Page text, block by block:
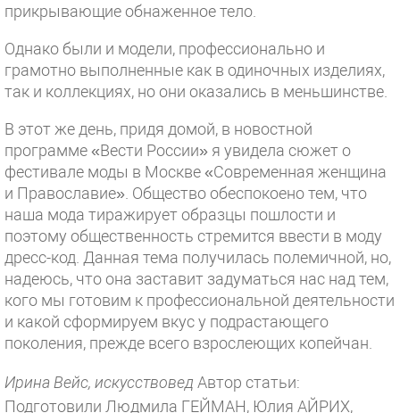
прикрывающие обнаженное тело.
Однако были и модели, профессионально и
грамотно выполненные как в одиночных изделиях,
так и коллекциях, но они оказались в меньшинстве.
В этот же день, придя домой, в новостной
программе «Вести России» я увидела сюжет о
фестивале моды в Москве «Современная женщина
и Православие». Общество обеспокоено тем, что
наша мода тиражирует образцы пошлости и
поэтому общественность стремится ввести в моду
дресс-код. Данная тема получилась полемичной, но,
надеюсь, что она заставит задуматься нас над тем,
кого мы готовим к профессиональной деятельности
и какой сформируем вкус у подрастающего
поколения, прежде всего взрослеющих копейчан.
Ирина Вейс, искусствовед Автор статьи:
Подготовили Людмила ГЕЙМАН, Юлия АЙРИХ,